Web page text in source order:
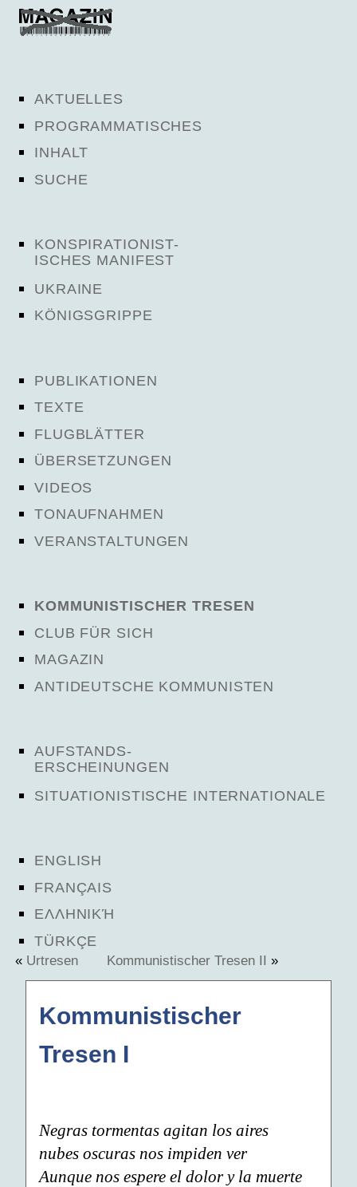
AKTUELLES
PROGRAMMATISCHES
INHALT
SUCHE
KONSPIRATIONIST-
ISCHES MANIFEST
UKRAINE
KÖNIGSGRIPPE
PUBLIKATIONEN
TEXTE
FLUGBLÄTTER
ÜBERSETZUNGEN
VIDEOS
TONAUFNAHMEN
VERANSTALTUNGEN
KOMMUNISTISCHER TRESEN
CLUB FÜR SICH
MAGAZIN
ANTIDEUTSCHE KOMMUNISTEN
AUFSTANDS-
ERSCHEINUNGEN
SITUATIONISTISCHE INTERNATIONALE
ENGLISH
FRANÇAIS
ΕΛΛΗΝΙΚΉ
TÜRKÇE
« Urtresen Kommunistischer Tresen II »
Kommunistischer
Tresen I
Negras tormentas agitan los aires
nubes oscuras nos impiden ver
Aunque nos espere el dolor y la muerte